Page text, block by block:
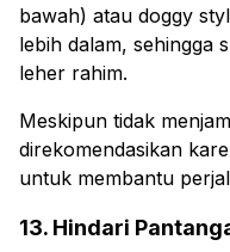
bawah) atau doggy
lebih dalam, sehingga
leher rahim.
Meskipun tidak
direkomendasikan
untuk membantu
13. Hindari